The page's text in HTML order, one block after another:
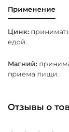
Применение
Цинк:
едой.
Магний:
приема пищи.
Отзывы о